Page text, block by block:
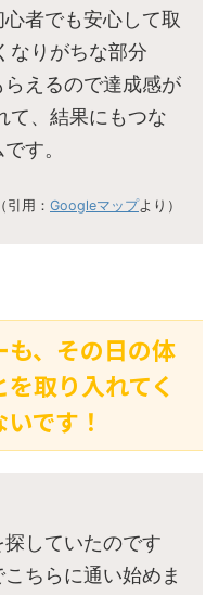
者でも安心して取
なりがちな部分
えるので達成感が
て、結果にもつな
す。
（引用： Googleマップより）
も、その日の体
取り入れてく
です！
していたのです
ちらに通い始めま